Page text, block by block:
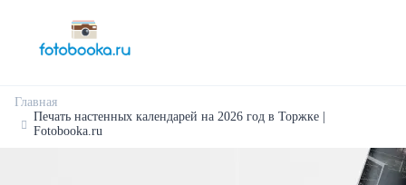
Главная
Печать настенных календарей на 2026 год в Торжке |
Fotobooka.ru